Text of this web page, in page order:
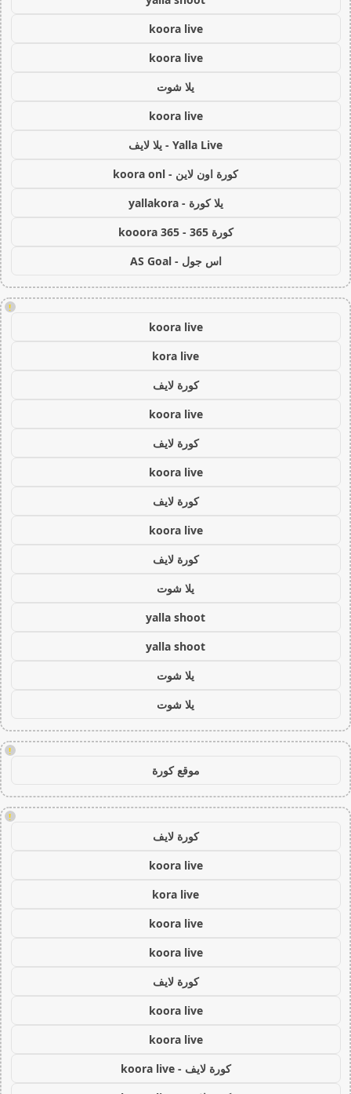
koora live
koora live
يلا شوت
koora live
Yalla Live - يلا لايف
كورة اون لاين - koora onl
يلا كورة - yallakora
كورة 365 - kooora 365
اس جول - AS Goal
!
koora live
kora live
كورة لايف
koora live
كورة لايف
koora live
كورة لايف
koora live
كورة لايف
يلا شوت
yalla shoot
yalla shoot
يلا شوت
يلا شوت
!
موقع كورة
!
كورة لايف
koora live
kora live
koora live
koora live
كورة لايف
koora live
koora live
كورة لايف - koora live